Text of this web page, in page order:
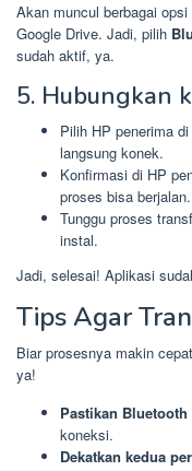
Akan muncul berbagai
Google Drive. Jadi, pilih
sudah aktif, ya.
5. Hubungkan
Pilih HP penerima
langsung konek.
Konfirmasi di HP
proses bisa berjalan.
Tunggu proses
instal.
Jadi, selesai! Aplikasi
Tips Agar
Biar prosesnya makin
ya!
Pastikan
koneksi.
Dekatkan kedua